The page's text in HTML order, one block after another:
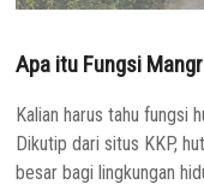
Apa itu Fungsi
Kalian harus tahu fungsi
Dikutip dari situs KKP,
besar bagi lingkungan